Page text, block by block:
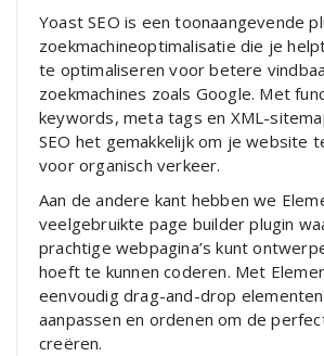
Yoast SEO is een toonaangevende
zoekmachineoptimalisatie die je
te optimaliseren voor betere
zoekmachines zoals Google. Met
keywords, meta tags en XML-
SEO het gemakkelijk om je website
voor organisch verkeer.
Aan de andere kant hebben we
veelgebruikte page builder plugin
prachtige webpagina’s kunt
hoeft te kunnen coderen. Met
eenvoudig drag-and-drop
aanpassen en ordenen om de
creëren.